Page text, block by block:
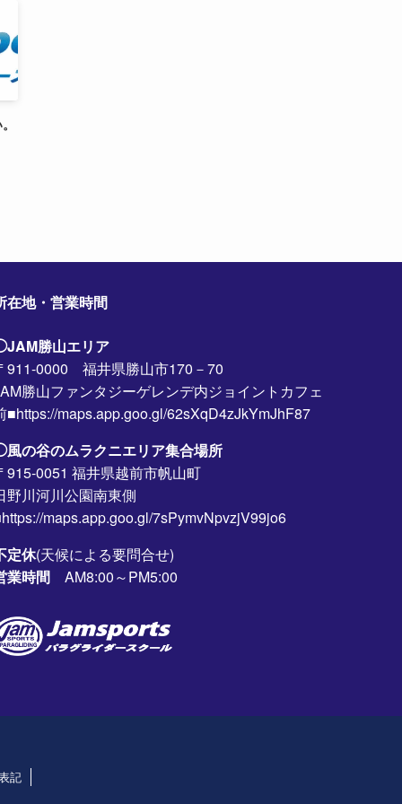
在地・営業時間
勝山エリア
911-0000 福井県勝山市170－70
勝山ファンタジーゲレンデ内ジョイントカフェ
■https://maps.app.goo.gl/62sXqD4zJkYmJhF87
の谷のムラクニエリア集合場所
915-0051 福井県越前市帆山町
野川河川公園南東側
maps.app.goo.gl/7sPymvNpvzjV99jo6
定休(天候による要問合せ)
業時間 AM8:00～PM5:00
記